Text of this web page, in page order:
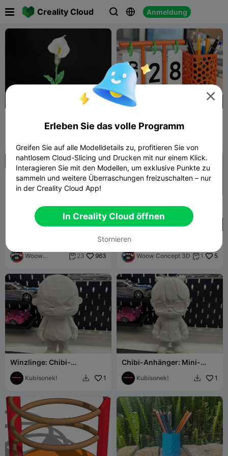
Creality Cloud   Anmeldung
 
Skulptur-Dekoration
130
Stifthalter
CADKINGS

& kleine Büroartikel
Woow
 23 963
Kaktus-Organizer-Dekor |
Aufbewahrungstopf für
Bürobedarf
Woow Concept 3D  1 5
Winzlinge: Chibi-
Schnuckelchen in 3D!
Kubisonek!  1
Chibi-Anhänger: Mini-
Wunder 🍪😍
Kubisonek!  1

Erleben Sie das volle Programm
Greifen Sie auf alle Modelldetails zu, profitieren Sie von
nahtlosem Cloud-Slicing und Drucken mit nur einem Klick.
Interagieren Sie mit den Modellen, um exklusive Punkte zu
sammeln und weitere Überraschungen freizuschalten – nur
in der Creality Cloud App!
In Creality Cloud öffnen
Stornieren